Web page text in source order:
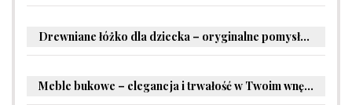
Drewniane łóżko dla dziecka – oryginalne pomysły na aranżację pokoju malucha
Meble bukowe – elegancja i trwałość w Twoim wnętrzu